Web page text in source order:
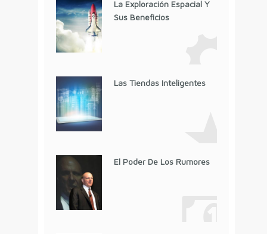
La Exploración Espacial Y
Sus Beneficios
Las Tiendas Inteligentes
El Poder De Los Rumores